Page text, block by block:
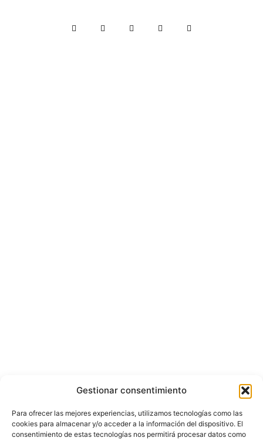
Gestionar consentimiento
Para ofrecer las mejores experiencias, utilizamos tecnologías como las
cookies para almacenar y/o acceder a la información del dispositivo. El
consentimiento de estas tecnologías nos permitirá procesar datos como